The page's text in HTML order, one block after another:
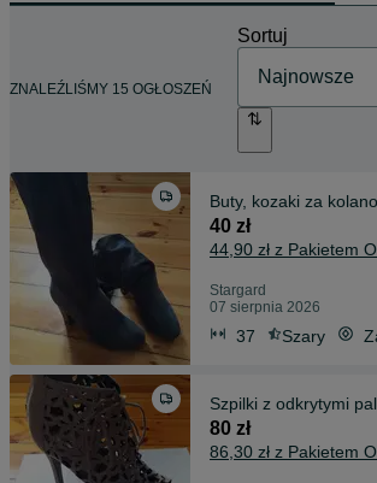
ZNALEŹLIŚMY 15 OGŁOSZEŃ
Sortuj
Buty, kozaki za kolano
40 zł
44,90 zł z Pakietem
Stargard
07 sierpnia 2026
37 Szary
Szpilki z odkrytymi
80 zł
86,30 zł z Pakietem